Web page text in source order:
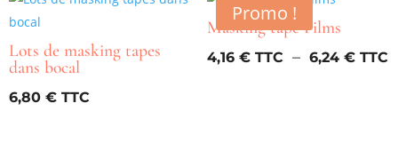
Lots de masking tapes
dans bocal
6,80 €
Promo !
Masking tape Films
4,16 € – 6,24 €